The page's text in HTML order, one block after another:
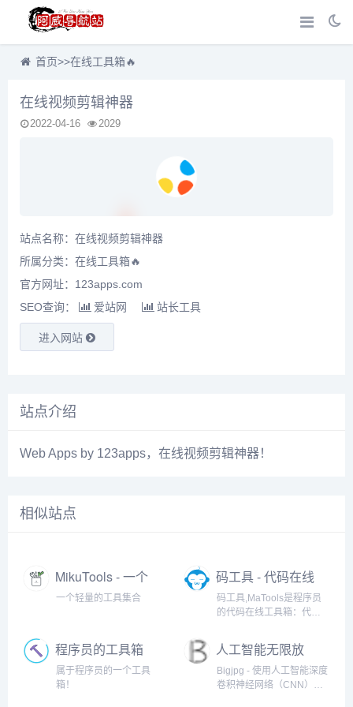
首页>>在线工具箱🔥
在线视频剪辑神器
2022-04-16 2029
站点名称：在线视频剪辑神器
所属分类： 在线工具箱🔥
官方网址：123apps.com
SEO查询：
爱站网 站长工具
进入网站
站点介绍
Web Apps by 123apps，在线视频剪辑神器！
相似站点
MikuTools - 一个
轻量的工具集合
一个轻量的工具集合
码工具 - 代码在线
工具箱
码工具,MaTools是程序员
的代码在线工具箱：代码
密解密、时间戳、二维
码、在线API、Crontab、
正则表达式,还有js/h5/css3
特效、技术好文、编程书
程序员的工具箱
属于程序员的一个工具
箱！
人工智能无限放
大
Bigjpg - 使用人工智能深度
卷积神经网络（CNN）智